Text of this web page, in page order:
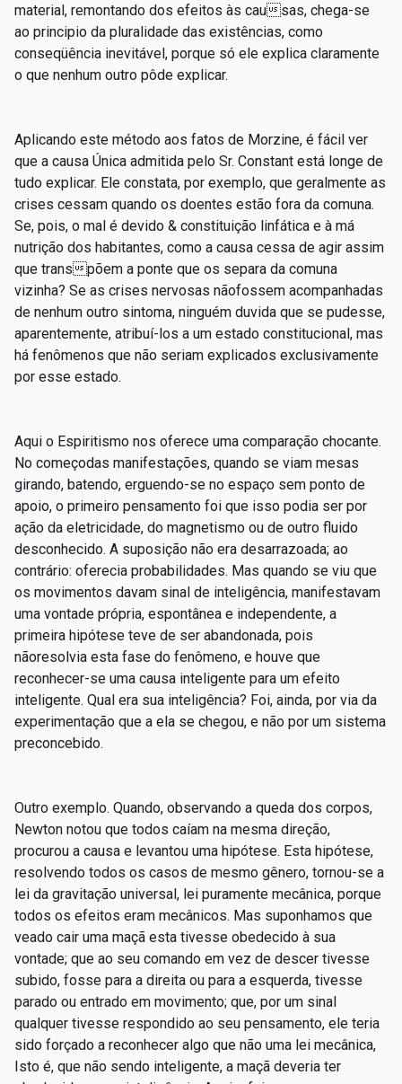
material, remontando dos efeitos às causas, chega-se
ao principio da pluralidade das existências, como
conseqüência inevitável, porque só ele explica claramente
o que nenhum outro pôde explicar.
Aplicando este método aos fatos de Morzine, é fácil ver
que a causa Única admitida pelo Sr. Constant está longe de
tudo explicar. Ele constata, por exemplo, que geralmente as
crises cessam quando os doentes estão fora da comuna.
Se, pois, o mal é devido & constituição linfática e à má
nutrição dos habitantes, como a causa cessa de agir assim
que transpõem a ponte que os separa da comuna
vizinha? Se as crises nervosas nãofossem acompanhadas
de nenhum outro sintoma, ninguém duvida que se pudesse,
aparentemente, atribuí-los a um estado constitucional, mas
há fenômenos que não seriam explicados exclusivamente
por esse estado.
Aqui o Espiritismo nos oferece uma comparação chocante.
No começodas manifestações, quando se viam mesas
girando, batendo, erguendo-se no espaço sem ponto de
apoio, o primeiro pensamento foi que isso podia ser por
ação da eletricidade, do magnetismo ou de outro fluido
desconhecido. A suposição não era desarrazoada; ao
contrário: oferecia probabilidades. Mas quando se viu que
os movimentos davam sinal de inteligência, manifestavam
uma vontade própria, espontânea e independente, a
primeira hipótese teve de ser abandonada, pois
nãoresolvia esta fase do fenômeno, e houve que
reconhecer-se uma causa inteligente para um efeito
inteligente. Qual era sua inteligência? Foi, ainda, por via da
experimentação que a ela se chegou, e não por um sistema
preconcebido.
Outro exemplo. Quando, observando a queda dos corpos,
Newton notou que todos caíam na mesma direção,
procurou a causa e levantou uma hipótese. Esta hipótese,
resolvendo todos os casos de mesmo gênero, tornou-se a
lei da gravitação universal, lei puramente mecânica, porque
todos os efeitos eram mecânicos. Mas suponhamos que
veado cair uma maçã esta tivesse obedecido à sua
vontade; que ao seu comando em vez de descer tivesse
subido, fosse para a direita ou para a esquerda, tivesse
parado ou entrado em movimento; que, por um sinal
qualquer tivesse respondido ao seu pensamento, ele teria
sido forçado a reconhecer algo que não uma lei mecânica,
Isto é, que não sendo inteligente, a maçã deveria ter